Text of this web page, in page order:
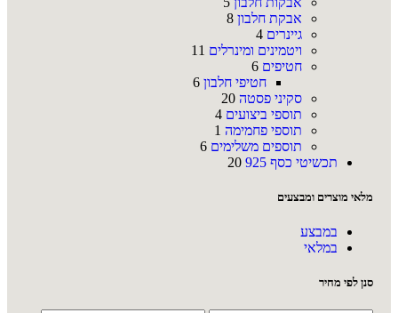
אבקת חלבון 8
גיינרים 4
ויטמינים ומינרלים 11
חטיפים 6
חטיפי חלבון 6
סקיני פסטה 20
תוספי ביצועים 4
תוספי פחמימה 1
תוספים משלימים 6
תכשיטי כסף 925
20
מלאי מוצרים ומבצעים
במבצע
במלאי
סנן לפי מחיר